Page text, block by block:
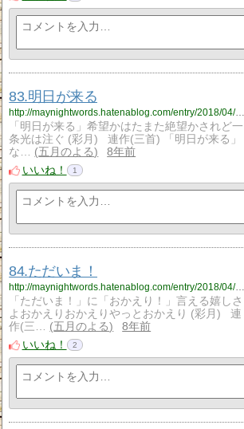
83.明日が来る
http://maynightwords.hatenablog.com/entry/2018/04/14/215421
「明日が来る」希望かはたまた絶望かされど一
条光は注ぐ (彩月) 連作(三首) 「明日が来る」
な…
五月のよる
8年前
いいね！
1
84.ただいま！
http://maynightwords.hatenablog.com/entry/2018/04/15/220712
「ただいま！」に「おかえり！」言える嬉しさ
よおかえりおかえりやっとおかえり (彩月) 連
作(三…
五月のよる
8年前
いいね！
2